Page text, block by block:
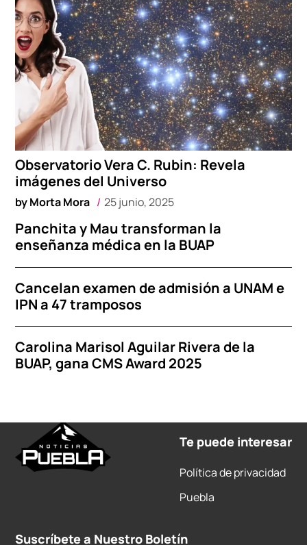
Observatorio Vera C. Rubin: Revela
imágenes del Universo
byMorta Mora 25 junio, 2025
Panchita y Mau transforman la
enseñanza médica en la BUAP
Cancelan examen de admisión a UNAM e
IPN a 47 tramposos
Carolina Marisol Aguilar Rivera de la
BUAP, gana CMS Award 2025
Te puede interesar
Política de privacidad
Puebla
Suscríbete a Nuestro Boletín